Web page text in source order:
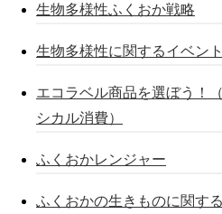
生物多様性ふくおか戦略
生物多様性に関するイベン
エコラベル商品を選ぼう！
シカル消費）
ふくおかレンジャー
ふくおかの生きものに関す